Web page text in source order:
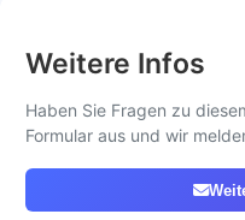
Weitere Infos
Haben Sie Fragen zu
Formular aus und wir